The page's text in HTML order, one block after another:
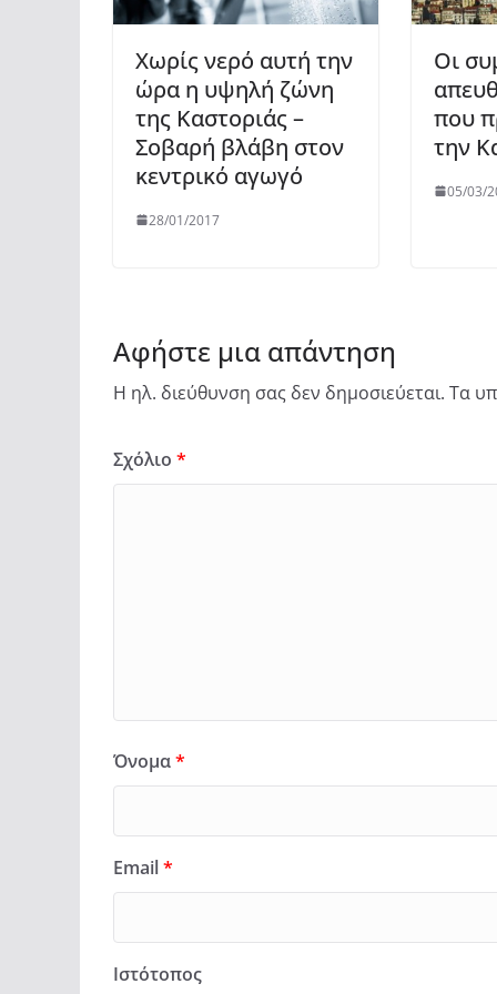
Χωρίς νερό αυτή την
ώρα η υψηλή ζώνη
της Καστοριάς –
Σοβαρή βλάβη στον
κεντρικό αγωγό
28/01/2017
Οι
που
την
05/03/
Αφήστε μια απάντηση
Η ηλ. διεύθυνση σας δεν δημοσιεύεται. Τα
Σχόλιο *
Όνομα*
Email*
Ιστότοπος